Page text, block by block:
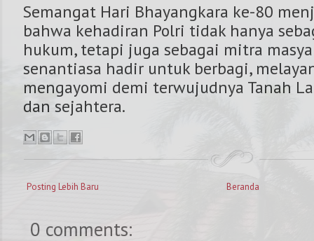
Semangat Hari Bhayangkara ke-80
bahwa kehadiran Polri tidak hanya
hukum, tetapi juga sebagai mitra
senantiasa hadir untuk berbagi,
mengayomi demi terwujudnya Tanah
dan sejahtera.
Posting Lebih Baru Beranda
0 comments: